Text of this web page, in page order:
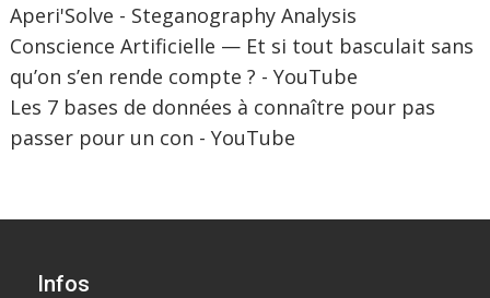
Aperi'Solve - Steganography Analysis
Conscience Artificielle — Et si tout basculait sans
qu’on s’en rende compte ? - YouTube
Les 7 bases de données à connaître pour pas
passer pour un con - YouTube
Infos